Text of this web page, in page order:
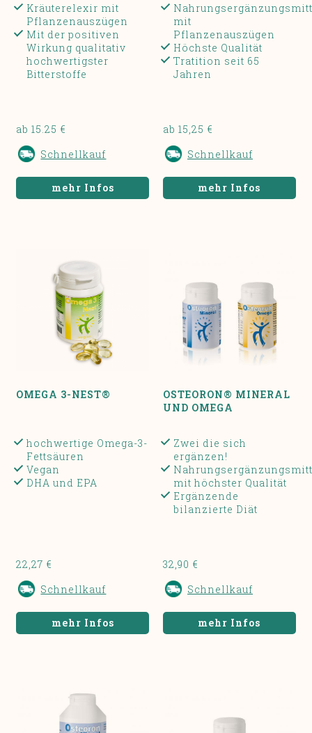
Kräuterelexir mit
Pflanzenauszügen
Mit der positiven
Wirkung qualitativ
hochwertigster
Bitterstoffe
ab 15.25 €
Schnellkauf
mehr Infos
mit
Pflanzenauszügen
Höchste Qualität
Tratition seit 65
Jahren
ab 15,25 €
Schnellkauf
mehr Infos
OMEGA 3-NEST®
hochwertige Omega-3-
Fettsäuren
Vegan
DHA und EPA
22,27 €
Schnellkauf
mehr Infos
OSTEORON® MINERAL
UND OMEGA
Zwei die sich
ergänzen!
mit höchster Qualität
Ergänzende
bilanzierte Diät
32,90 €
Schnellkauf
mehr Infos